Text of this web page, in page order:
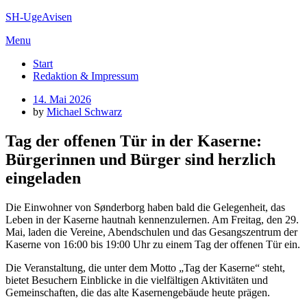
Skip
content
SH-UgeAvisen
Menu
Start
Redaktion & Impressum
Posted
on
14. Mai 2026
by Michael Schwarz
Tag der offenen Tür in der Kaserne:
Bürgerinnen und Bürger sind herzlich
eingeladen
Die Einwohner von Sønderborg haben bald die Gelegenheit, das
Leben in der Kaserne hautnah kennenzulernen. Am Freitag, den 29.
Mai, laden die Vereine, Abendschulen und das Gesangszentrum der
Kaserne von 16:00 bis 19:00 Uhr zu einem Tag der offenen Tür ein.
Die Veranstaltung, die unter dem Motto „Tag der Kaserne“ steht,
bietet Besuchern Einblicke in die vielfältigen Aktivitäten und
Gemeinschaften, die das alte Kasernengebäude heute prägen.